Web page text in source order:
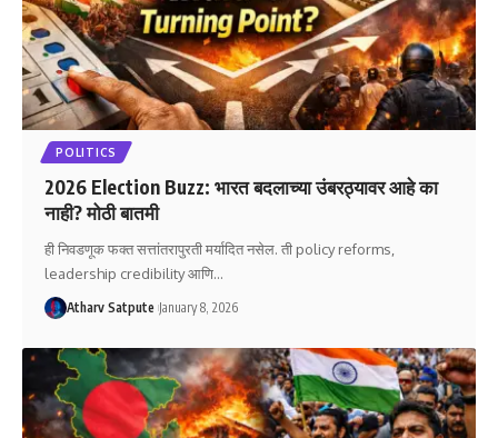
POLITICS
2026 Election Buzz: भारत बदलाच्या उंबरठ्यावर आहे का
नाही? मोठी बातमी
ही निवडणूक फक्त सत्तांतरापुरती मर्यादित नसेल. ती policy reforms,
leadership credibility आणि…
Atharv Satpute January 8, 2026